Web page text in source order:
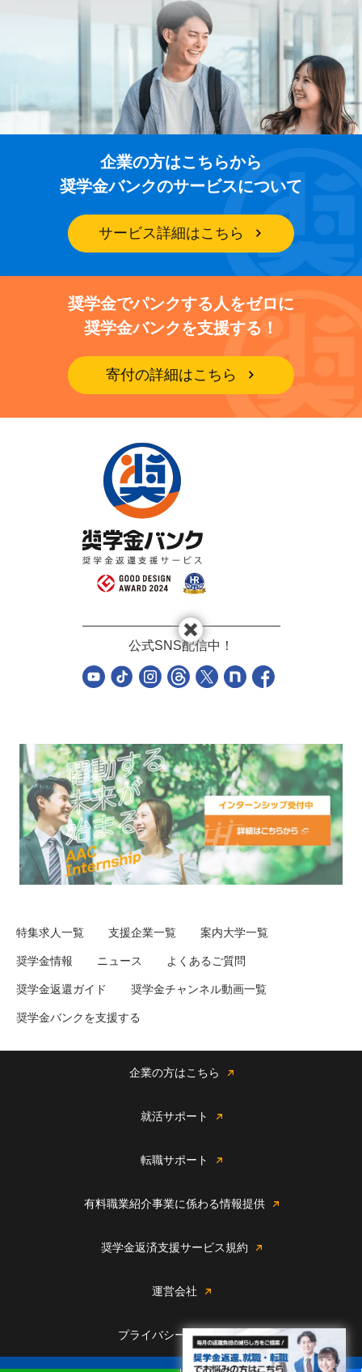
企業の方はこちらから
奨学金バンクのサービスについて
サービス詳細はこちら
奨学金でパンクする人をゼロに
奨学金バンクを支援する！
寄付の詳細はこちら
公式SNS配信中！
特集求人一覧 支援企業一覧 案内大学一覧
奨学金情報 ニュース よくあるご質問
奨学金返還ガイド 奨学金チャンネル動画一覧
奨学金バンクを支援する
企業の方はこちら
就活サポート
転職サポート
有料職業紹介事業に係わる情報提供
奨学金返済支援サービス規約
運営会社
プライバシーポリシー